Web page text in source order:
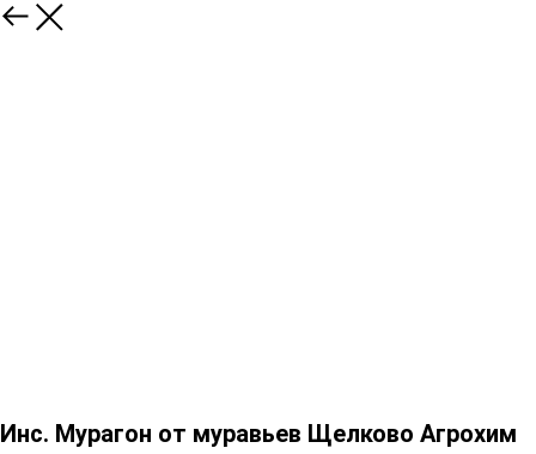
Инс. Мурагон от муравьев Щелково Агрохим